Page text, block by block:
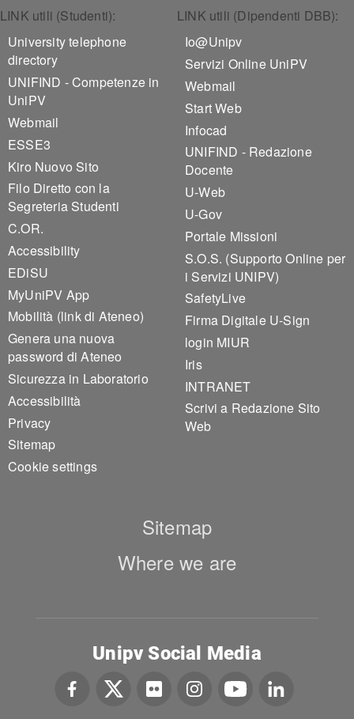
Footer 1
LINK utili (Studenti):
University telephone
directory
UNIFIND - Competenze in
UniPV
Webmail
ESSE3
Kiro Nuovo Sito
Filo Diretto con la
Segreteria Studenti
C.OR.
Accessibility
EDiSU
MyUniPV App
Mobilità (link di Ateneo)
Genera una nuova
password di Ateneo
Sicurezza in Laboratorio
Accessibilità
Privacy
Sitemap
Cookie settings
Footer 2
LINK utili (Dipendenti DBB):
Io@Unipv
Servizi Online UniPV
Webmail
Start Web
Infocad
UNIFIND - Redazione
Docente
U-Web
U-Gov
Portale Missioni
S.O.S. (Supporto Online per
i Servizi UNIPV)
SafetyLive
Firma Digitale U-Sign
login MIUR
Iris
INTRANET
Scrivi a Redazione Sito
Web
Sitemap
Where we are
Unipv Social Media